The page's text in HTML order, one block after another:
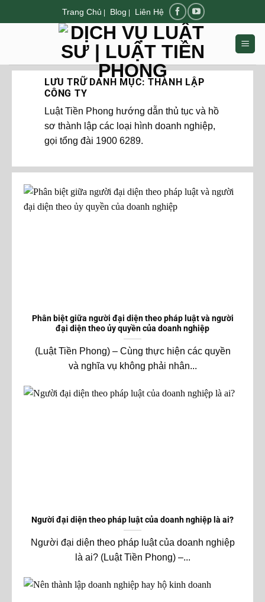
đến
Trang Chủ | Blog | Liên Hệ
LƯU TRỮ DANH MỤC:THÀNH LẬP
CÔNG TY
Luật Tiền Phong hướng dẫn thủ tục và hồ
sơ thành lập các loại hình doanh nghiệp,
gọi tổng đài 1900 6289.
Phân biệt giữa người đại diện theo pháp luật và người
đại diện theo ủy quyền của doanh nghiệp
(Luật Tiền Phong) – Cùng thực hiện các quyền
và nghĩa vụ không phải nhân...
Người đại diện theo pháp luật của doanh nghiệp là ai?
Người đại diện theo pháp luật của doanh nghiệp
là ai? (Luật Tiền Phong) –...